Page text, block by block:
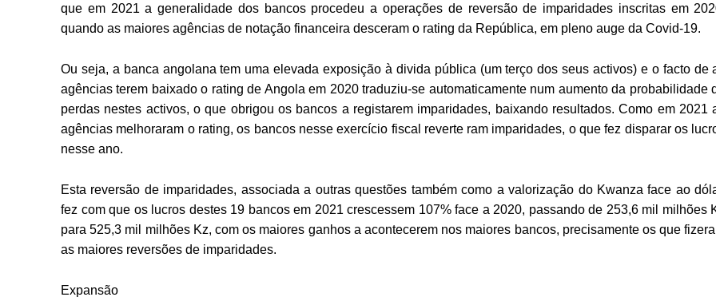
que em 2021 a generalidade dos bancos procedeu a operações de reversão de imparidades inscritas em
quando as maiores agências de notação financeira desceram o rating da República, em pleno auge da Covid-19.
Ou seja, a banca angolana tem uma elevada exposição à divida pública (um terço dos seus activos) e o facto de
agências terem baixado o rating de Angola em 2020 traduziu-se automaticamente num aumento da probabilidade
perdas nestes activos, o que obrigou os bancos a registarem imparidades, baixando resultados. Como em 2021
agências melhoraram o rating, os bancos nesse exercício fiscal reverte ram imparidades, o que fez disparar os
nesse ano.
Esta reversão de imparidades, associada a outras questões também como a valorização do Kwanza face ao
fez com que os lucros destes 19 bancos em 2021 crescessem 107% face a 2020, passando de 253,6 mil milhões
para 525,3 mil milhões Kz, com os maiores ganhos a acontecerem nos maiores bancos, precisamente os que
as maiores reversões de imparidades.
Expansão